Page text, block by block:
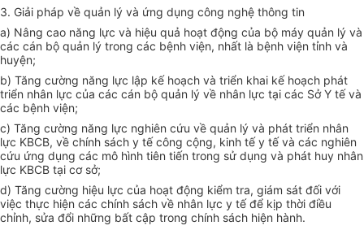
3. Giải pháp về quản lý và ứng dụng công nghệ thông tin
a) Nâng cao năng lực và hiệu quả hoạt động của bộ máy quản lý và
các cán bộ quản lý trong các bệnh viện, nhất là bệnh viện tỉnh và
huyện;
b) Tăng cường năng lực lập kế hoạch và triển khai kế hoạch phát
triển nhân lực của các cán bộ quản lý về nhân lực tại các Sở Y tế và
các bệnh viện;
c) Tăng cường năng lực nghiên cứu về quản lý và phát triển nhân
lực KBCB, về chính sách y tế công cộng, kinh tế y tế và các nghiên
cứu ứng dụng các mô hình tiên tiến trong sử dụng và phát huy nhân
lực KBCB tại cơ sở;
d) Tăng cường hiệu lực của hoạt động kiểm tra, giám sát đối với
việc thực hiện các chính sách về nhân lực y tế để kịp thời điều
chỉnh, sửa đổi những bất cập trong chính sách hiện hành.